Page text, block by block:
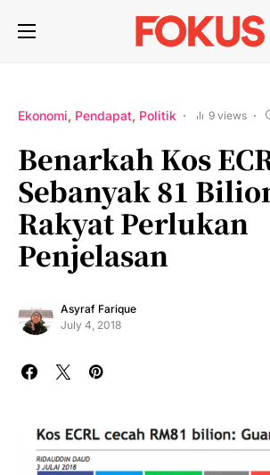
Ekonomi Pendapat Politik 9 views
Benarkah Kos
Sebanyak 81
Rakyat Perlukan
Penjelasan
Asyraf Farique
July 4, 2018